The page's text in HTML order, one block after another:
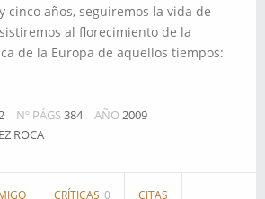
cinco años, seguiremos la vida de
al florecimiento de la
de la Europa de aquellos tiempos:
Nº PÁGS384 AÑO 2009
ROCA
CRÍTICAS 0 CITAS